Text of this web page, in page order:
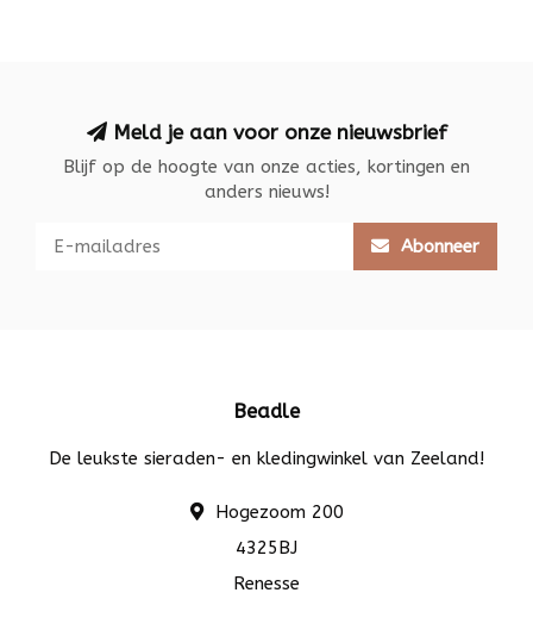
Meld je aan voor onze nieuwsbrief
Blijf op de hoogte van onze acties, kortingen en
anders nieuws!
Abonneer
Beadle
De leukste sieraden- en kledingwinkel van Zeeland!
Hogezoom 200
4325BJ
Renesse